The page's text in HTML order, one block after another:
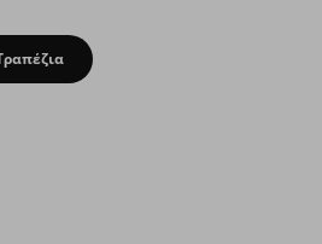
εργασία και παιχνίδι σε ένα τραπέζι